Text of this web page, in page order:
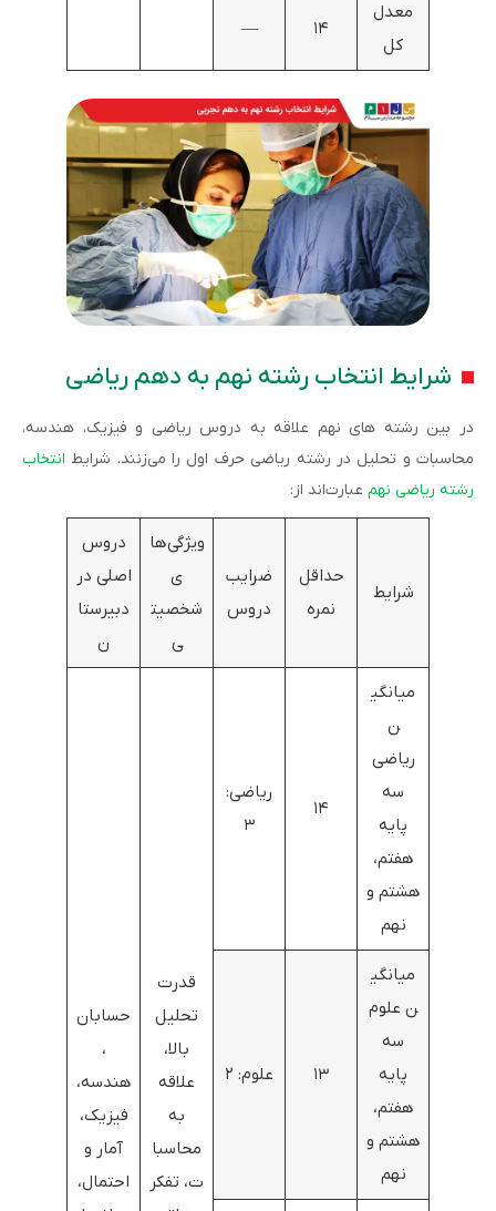
معدل
کل
۱۴ —
شرایط انتخاب رشته نهم به دهم ریاضی
در بین رشته های نهم علاقه به دروس ریاضی و فیزیک، هندسه،
محاسبات و تحلیل در رشته ریاضی حرف اول را می‌زنند. شرایط انتخاب
رشته ریاضی نهم عبارت‌اند از:
شرایط
حداقل
نمره
ضرایب
دروس
ویژگی‌ها
ی
شخصیت
ی
دروس
اصلی در
دبیرستا
ن
میانگی
ن
ریاضی
سه
پایه
هفتم،
هشتم و
نهم
۱۴
ریاضی:
۳
قدرت
تحلیل
بالا،
علاقه
به
محاسبا
ت، تفکر
حسابان
،
هندسه،
فیزیک،
آمار و
احتمال،
میانگی
ن علوم
سه
پایه
هفتم،
هشتم و
نهم
۱۳ علوم: ۲